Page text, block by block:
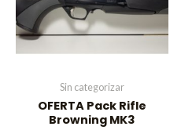
Sin categorizar
OFERTA Pack Rifle
Browning MK3